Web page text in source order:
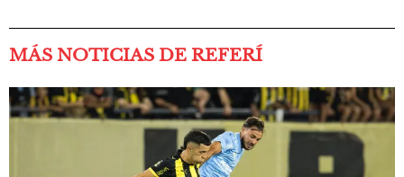
MÁS NOTICIAS DE REFERÍ